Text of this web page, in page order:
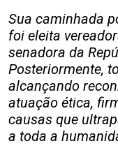
Sua caminhada
foi eleita
senadora da
Posteriormente,
alcançando
atuação ética,
causas que
a toda a